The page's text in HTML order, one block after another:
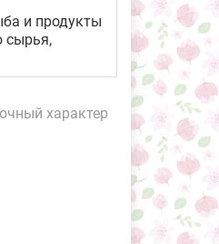
и продукты
сырья,
характер